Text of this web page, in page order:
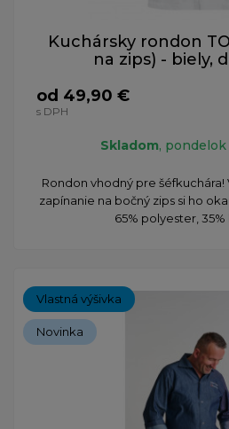
Kuchársky rondon
na zips) - biely,
od 49,90 €
s DPH
Skladom, pondelok
Rondon vhodný pre
zapínanie na bočný zips si ho
65% polyester, 35%
Vlastná výšivka
Novinka